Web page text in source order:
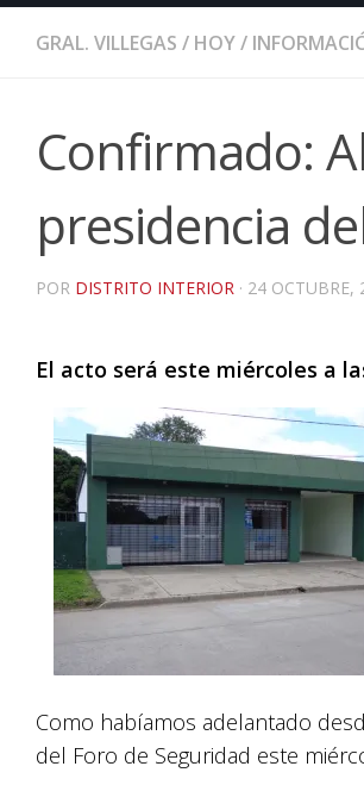
GRAL. VILLEGAS / HOY/
Confirmado:
presidencia
POR DISTRITO INTERIOR · 24 OCTUBRE,
El acto será este miércoles a
Como habíamos adelantado
del Foro de Seguridad este